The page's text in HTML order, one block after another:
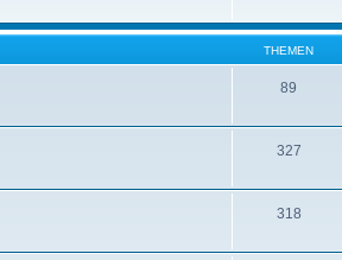
THEMEN
89
327
318